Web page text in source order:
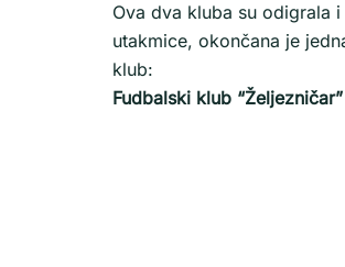
Ova dva kluba su odigrala
utakmice, okončana je
klub:
Fudbalski klub